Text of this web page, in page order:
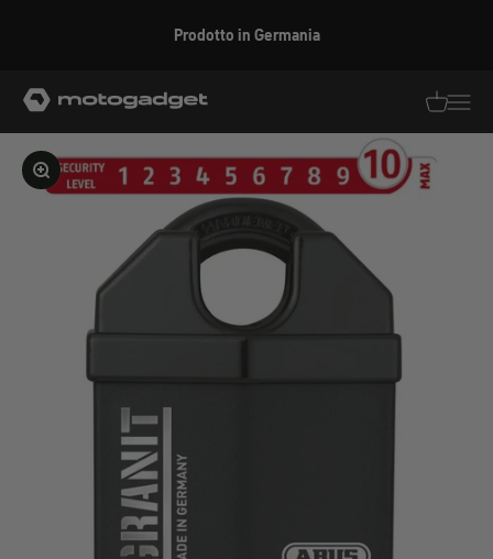
Prodotto in Germania
motogadget GmbH
Ingrandire l'immagine